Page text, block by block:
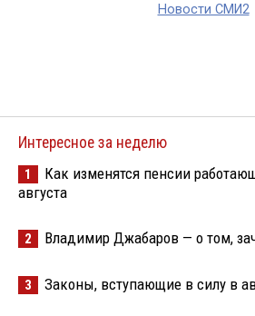
Новости СМИ2
Интересное за неделю
1
Как изменятся пенсии
августа
2 Владимир Джабаров — о том,
3 Законы, вступающие в силу в